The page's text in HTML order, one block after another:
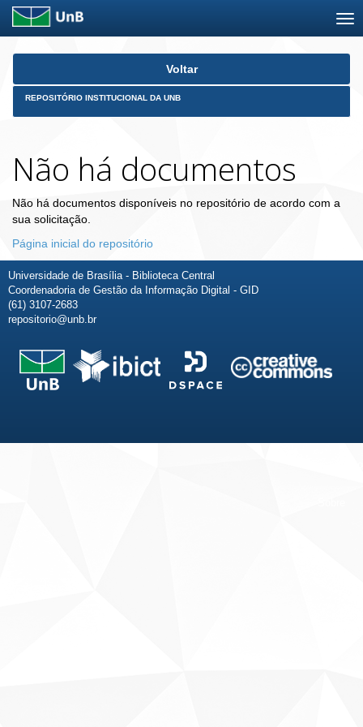
Skip
Voltar
REPOSITÓRIO INSTITUCIONAL DA UNB
Não há documentos
Não há documentos disponíveis no repositório de acordo com a
sua solicitação.
Página inicial do repositório
Universidade de Brasília - Biblioteca Central
Coordenadoria de Gestão da Informação Digital - GID
(61) 3107-2683
repositorio@unb.br